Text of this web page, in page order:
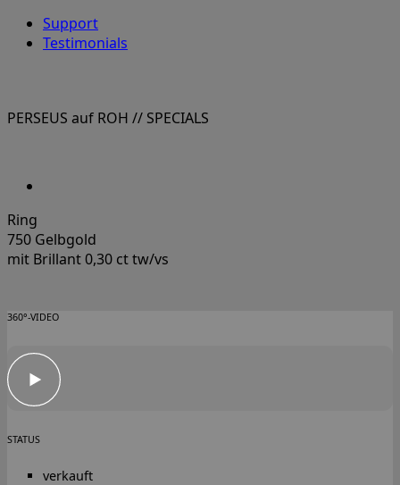
Support
Testimonials
PERSEUS auf ROH // SPECIALS
Ring
750 Gelbgold
mit Brillant 0,30 ct tw/vs
360°-VIDEO
STATUS
verkauft